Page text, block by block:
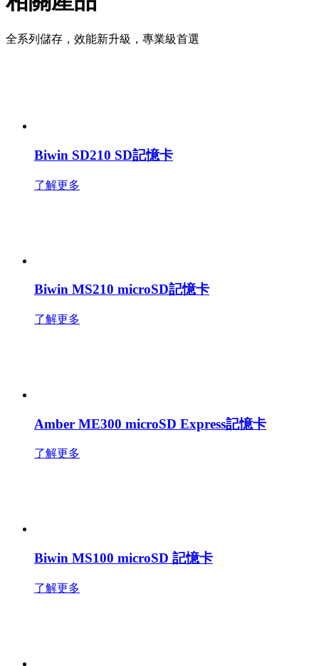
全系列儲存，效能新升級，專業級首選
Biwin SD210 SD記憶卡
了解更多
Biwin MS210 microSD記憶卡
了解更多
Amber ME300 microSD Express記憶卡
了解更多
Biwin MS100 microSD 記憶卡
了解更多